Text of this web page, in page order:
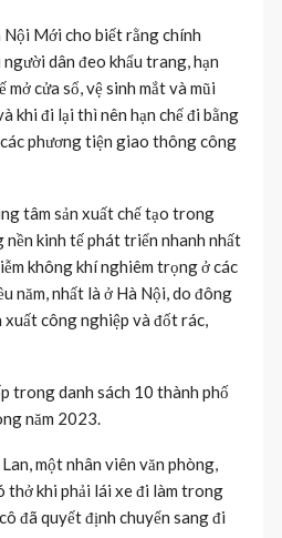
Nội Mới cho biết rằng chính
dân đeo khẩu trang, hạn
cửa sổ, vệ sinh mắt và mũi
khi đi lại thì nên hạn chế đi bằng
phương tiện giao thông công
tâm sản xuất chế tạo trong
nền kinh tế phát triển nhanh nhất
không khí nghiêm trọng ở các
năm, nhất là ở Hà Nội, do đông
xuất công nghiệp và đốt rác,
trong danh sách 10 thành phố
năm 2023.
một nhân viên văn phòng,
thở khi phải lái xe đi làm trong
đã quyết định chuyển sang đi